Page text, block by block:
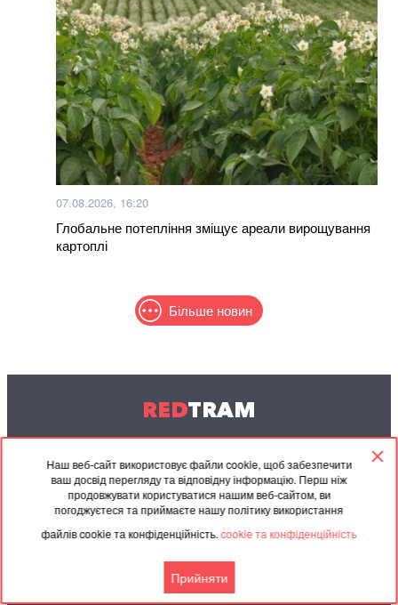
Наш веб-сайт використовує файли cookie, щоб забезпечити
ваш досвід перегляду та відповідну інформацію. Перш ніж
продовжувати користуватися нашим веб-сайтом, ви
погоджуєтеся та приймаєте нашу політику використання
файлів cookie та конфіденційність.cookie та конфіденційність
Прийняти
07.08.2026, 16:20
Глобальне потепління зміщує ареали вирощування
картоплі
Більше новин
REDTRAM
© 2004-2026 Redtram, Ltd.
Співпраця
Партнерські
матеріали
Архів
Угода
Контакти